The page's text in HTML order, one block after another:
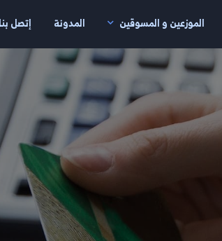
الموزعين و المسوقين المدونة إتصل بنا